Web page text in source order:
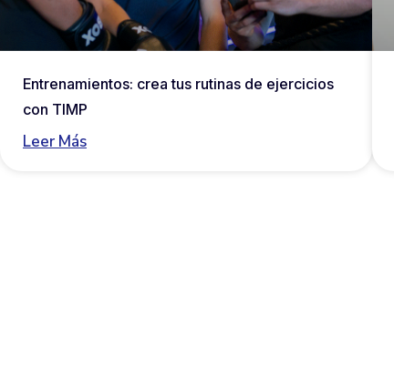
Entrenamientos: crea tus rutinas de ejercicios
con TIMP
Leer Más